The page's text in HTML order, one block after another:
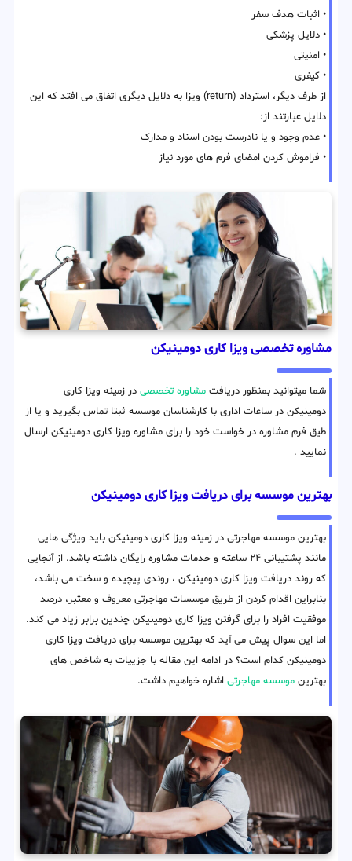
• اثبات هدف سفر
• دلایل پزشکی
• امنیتی
• کیفری
از طرف دیگر، استرداد (return) ویزا به دلایل دیگری اتفاق می افتد که این
دلایل عبارتند از:
• عدم وجود و یا نادرست بودن اسناد و مدارک
• فراموش کردن امضای فرم های مورد نیاز
مشاوره تخصصی ویزا کاری دومینیکن
شما میتوانید بمنظور دریافت مشاوره تخصصی در زمینه ویزا کاری
دومینیکن در ساعات اداری با کارشناسان موسسه ثبتا تماس بگیرید و یا از
طیق فرم مشاوره در خواست خود را برای مشاوره ویزا کاری دومینیکن ارسال
نمایید .
بهترین موسسه برای دریافت ویزا کاری دومینیکن
بهترین موسسه مهاجرتی در زمینه ویزا کاری دومینیکن باید ویژگی هایی
مانند پشتیبانی ۲۴ ساعته و خدمات مشاوره رایگان داشته باشد. از آنجایی
که روند دریافت ویزا کاری دومینیکن ، روندی پیچیده و سخت می باشد،
بنابراین اقدام کردن از طریق موسسات مهاجرتی معروف و معتبر، درصد
موفقیت افراد را برای گرفتن ویزا کاری دومینیکن چندین برابر زیاد می کند.
اما این سوال پیش می آید که بهترین موسسه برای دریافت ویزا کاری
دومینیکن کدام است؟ در ادامه این مقاله با جزییات به شاخص های
بهترین موسسه مهاجرتی اشاره خواهیم داشت.